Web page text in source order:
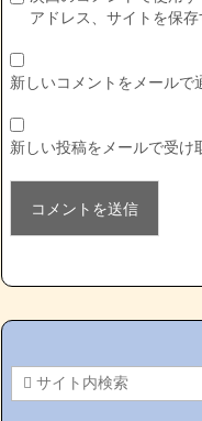
アドレス、サイトを保存
新しいコメントをメールで
新しい投稿をメールで受け